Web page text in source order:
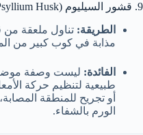
9. قشور السيليوم (Psyllium Husk)
الطريقة: تناول ملعقة من
مذابة في كوب كبير من
الفائدة: ليست وصفة
طبيعية لتنظيم حركة
أو تجريح للمنطقة
الورم بالشفاء.